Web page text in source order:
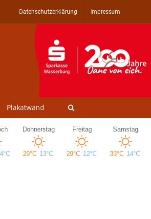
Datenschutzerklärung Impressum
Plakatwand